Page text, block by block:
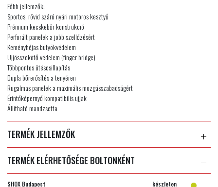
Főbb jellemzők:
Sportos, rövid szárú nyári motoros kesztyű
Prémium kecskebőr konstrukció
Perforált panelek a jobb szellőzésért
Keményhéjas bütyökvédelem
Ujjösszekötő védelem (finger bridge)
Többpontos ütéscsillapítás
Dupla bőrerősítés a tenyéren
Rugalmas panelek a maximális mozgásszabadságért
Érintőképernyő kompatibilis ujjak
Állítható mandzsetta
TERMÉK JELLEMZŐK
TERMÉK ELÉRHETŐSÉGE BOLTONKÉNT
SHOX Budapest készleten